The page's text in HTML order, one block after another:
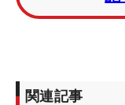
けたときには意
関連記事